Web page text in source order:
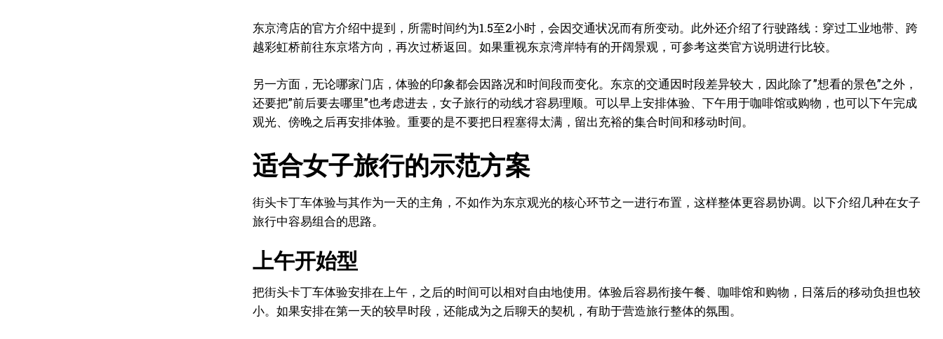
东京湾店的官方介绍中提到，所需时间约为1.5至2小时，会因交通状况而有所变动。此外还介绍了行驶路线：穿过工业地带、跨
越彩虹桥前往东京塔方向，再次过桥返回。如果重视东京湾岸特有的开阔景观，可参考这类官方说明进行比较。
另一方面，无论哪家门店，体验的印象都会因路况和时间段而变化。东京的交通因时段差异较大，因此除了”想看的景色”之外，
还要把”前后要去哪里”也考虑进去，女子旅行的动线才容易理顺。可以早上安排体验、下午用于咖啡馆或购物，也可以下午完成
观光、傍晚之后再安排体验。重要的是不要把日程塞得太满，留出充裕的集合时间和移动时间。
适合女子旅行的示范方案
街头卡丁车体验与其作为一天的主角，不如作为东京观光的核心环节之一进行布置，这样整体更容易协调。以下介绍几种在女子
旅行中容易组合的思路。
上午开始型
把街头卡丁车体验安排在上午，之后的时间可以相对自由地使用。体验后容易衔接午餐、咖啡馆和购物，日落后的移动负担也较
小。如果安排在第一天的较早时段，还能成为之后聊天的契机，有助于营造旅行整体的氛围。